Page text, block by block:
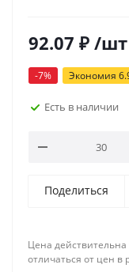
92.07 ₽ /шт
-7% Экономия
Есть в наличии
Поделиться
Цена
отличаться от цен в